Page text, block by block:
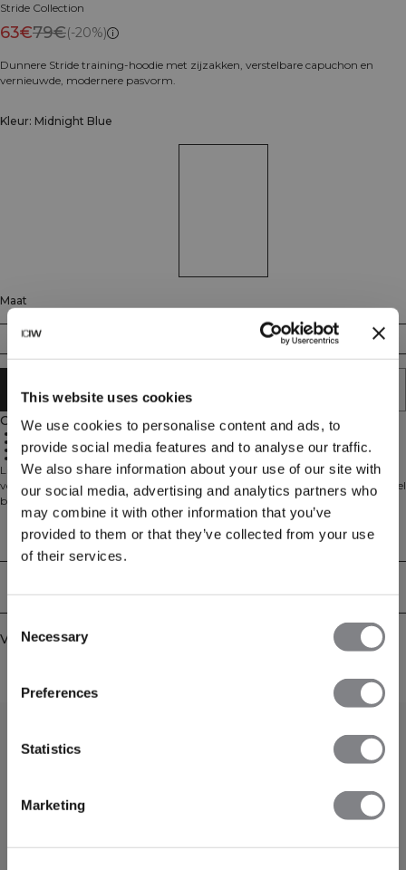
This website uses cookies
We use cookies to personalise content and ads, to
provide social media features and to analyse our traffic.
We also share information about your use of our site with
our social media, advertising and analytics partners who
may combine it with other information that you’ve
provided to them or that they’ve collected from your use
of their services.
Consent
Selection
Necessary
Preferences
Statistics
Marketing
Stride Collection
63€79€(-20%)
Dunnere Stride training-hoodie met zijzakken, verstelbare capuchon en
vernieuwde, modernere pasvorm.
Kleur: Midnight Blue
Maat
S XL XXL
AAN WINKELWAGENTJE TOEVOEGEN
Omschrijving
56% katoen, 39% elastaan, 5% polyester
Vochtafvoerend
Normale pasvorm
Verstelbare capuchon
Lichtgewicht trainingshoodie in een dunnere sweatstof. Stride is ontworpen
voor training: de zachte, rekbare jerseystof voert vocht af zodat je comfortabel
blijft van warming-up tot cooldown. De stof is dunner dan onze andere
sweatcollecties voor een lichter gevoel en gemakkelijk laagjes dragen. De
pasvorm is geüpdatet ten opzichte van eerdere Stride-modellen en oogt
voor een persoonlijke fit en een praktische voorzak voor dagelijks gemak. 56%
Technische aspecten
Vergelijkbare producten